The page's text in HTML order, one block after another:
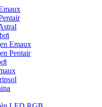
Emaux
Pentair